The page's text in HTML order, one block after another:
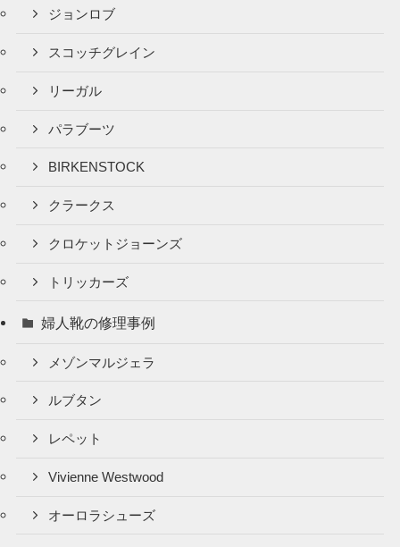
ジョンロブ
スコッチグレイン
リーガル
パラブーツ
BIRKENSTOCK
クラークス
クロケットジョーンズ
トリッカーズ
婦人靴の修理事例
メゾンマルジェラ
ルブタン
レペット
Vivienne Westwood
オーロラシューズ